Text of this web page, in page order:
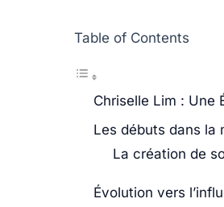
Table of Contents
Chriselle Lim : Une
Les débuts dans la
La création de
Évolution vers